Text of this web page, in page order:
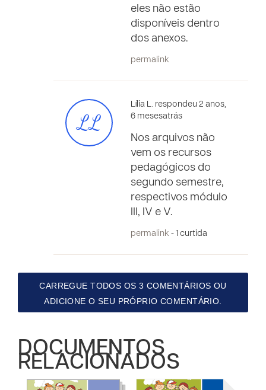
eles não estão
disponíveis dentro
dos anexos.
permalink
LL
Lília L. respondeu 2 anos,
6 mesesatrás
Nos arquivos não
vem os recursos
pedagógicos do
segundo semestre,
respectivos módulo
III, IV e V.
permalink - 1 curtida
CARREGUE TODOS OS 3 COMENTÁRIOS OU
ADICIONE O SEU PRÓPRIO COMENTÁRIO.
DOCUMENTOS
RELACIONADOS